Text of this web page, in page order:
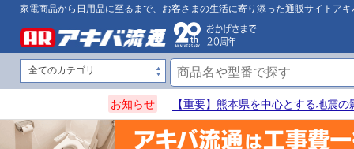
家電商品から日用品に至るまで、お客さまの生活に寄り添った通販サイトアキ
お知らせ 【重要】熊本県を中心とする地震